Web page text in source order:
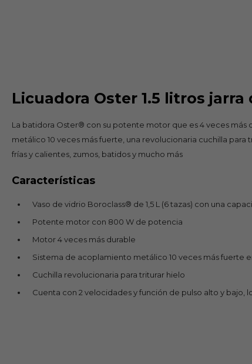
Licuadora Oster 1.5 litros jarra
La batidora Oster® con su potente motor que es 4 veces
metálico 10 veces más fuerte, una revolucionaria cuchilla
frías y calientes, zumos, batidos y mucho más
Características
Vaso de vidrio Boroclass® de 1,5 L (6 tazas) con una
Potente motor con 800 W de potencia
Motor 4 veces más durable
Sistema de acoplamiento metálico 10 veces más fuerte
Cuchilla revolucionaria para triturar hielo
Cuenta con 2 velocidades y función de pulso alto y bajo,